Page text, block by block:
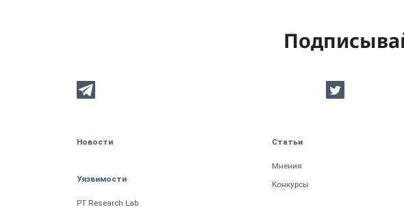
Новости
Уязвимости
PT Research Lab
Статьи
Мнения
Конкурсы